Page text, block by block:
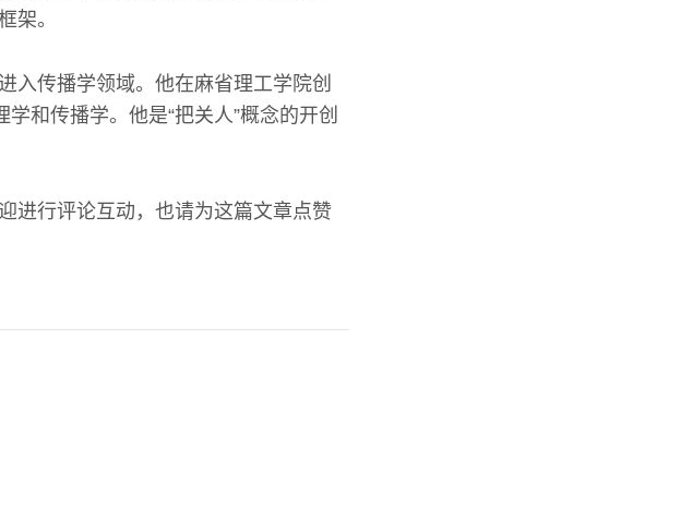
架。
入传播学领域。他在麻省理工学院创
和传播学。他是“把关人”概念的开创
进行评论互动，也请为这篇文章点赞